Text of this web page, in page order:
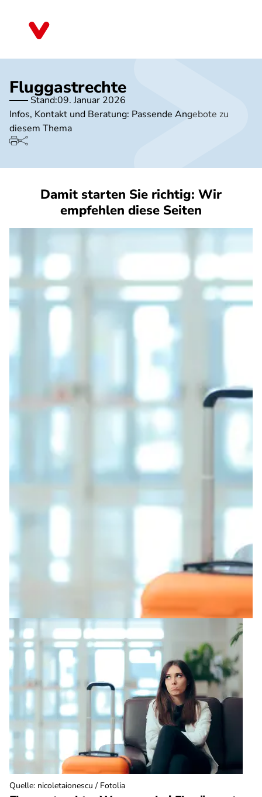
Fluggastrechte
Stand:09. Januar 2026
Infos, Kontakt und Beratung: Passende Angebote zu
diesem Thema
Damit starten Sie richtig: Wir
empfehlen diese Seiten
Quelle: nicoletaionescu / Fotolia